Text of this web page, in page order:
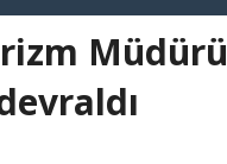
Müdürü